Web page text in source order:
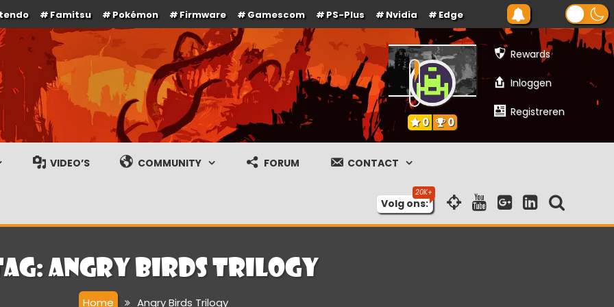
Famitsu Pokémon Firmware Gamescom PS-Plus Nvidia Edge
gameplay streams
Rewards
Inloggen
Registreren
0 0
VIDEO’S COMMUNITY FORUM CONTACT
Volg ons:
Angry Birds Trilogy
Home Angry Birds Trilogy